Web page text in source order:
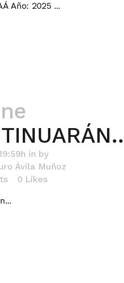
Año: 2025 ...
in by
Ávila Muñoz
0 Likes